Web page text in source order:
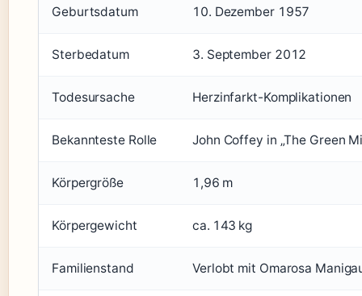
Geburtsdatum 10. Dezember 1957
Sterbedatum 3. September 2012
Todesursache Herzinfarkt-Komplikationen
Bekannteste Rolle John Coffey in „The Green
Körpergröße 1,96 m
Körpergewicht ca. 143 kg
Familienstand Verlobt mit Omarosa